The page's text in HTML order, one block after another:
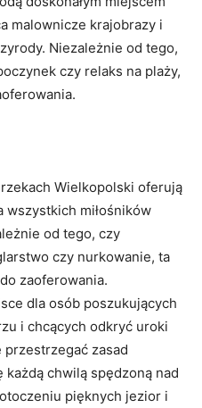
malownicze krajobrazy i
Niezależnie od tego,
czy relaks na plaży,
Wielkopolski oferują
wszystkich miłośników
od tego, czy
czy nurkowanie, ta
zaoferowania.
dla osób poszukujących
i chcących odkryć uroki
przestrzegać zasad
chwilą spędzoną nad
pięknych jezior i